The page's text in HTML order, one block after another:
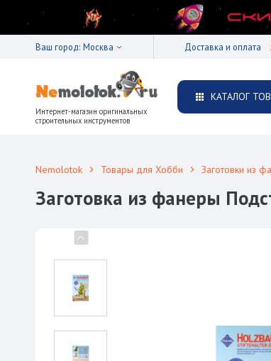
Ваш город: Москва Доставка и оплата
Интернет-магазин оригинальных
строительных инструментов
КАТАЛОГ
Nemolotok Товары для Хобби Заготовки из
Заготовка из фанеры